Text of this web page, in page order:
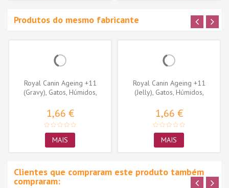
Produtos do mesmo fabricante
Royal Canin Ageing +11
(Gravy), Gatos, Húmidos,
1,66 €
MAIS
Royal Canin Ageing +11
(Jelly), Gatos, Húmidos,
1,66 €
MAIS
Clientes que compraram este produto também
compraram: